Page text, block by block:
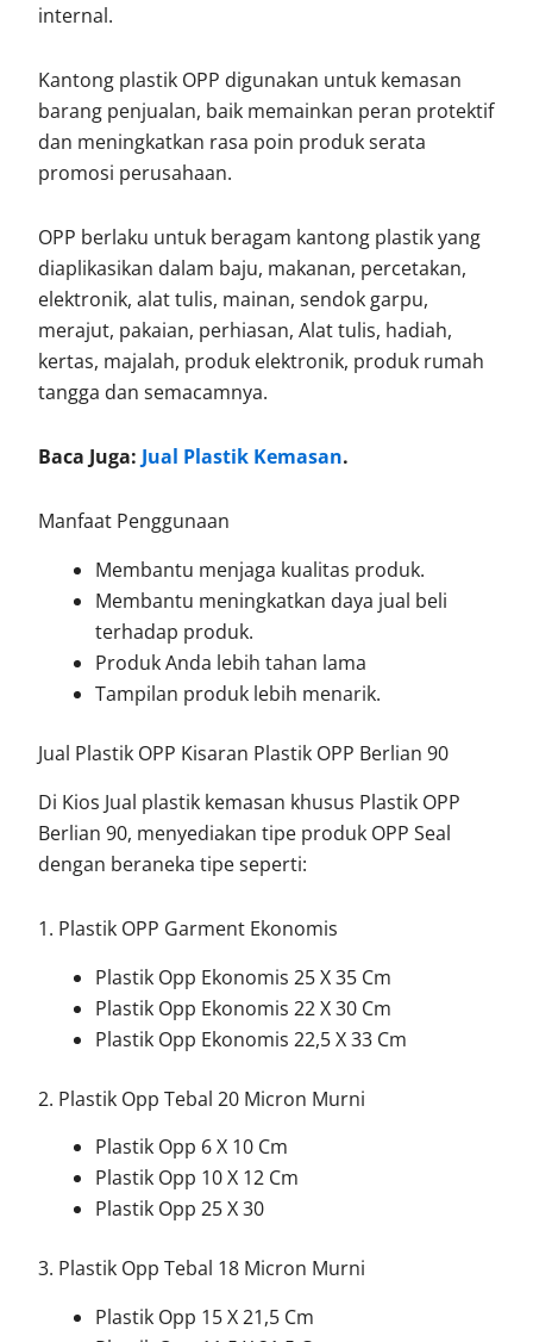
internal.
Kantong plastik OPP digunakan untuk kemasan
barang penjualan, baik memainkan peran protektif
dan meningkatkan rasa poin produk serata
promosi perusahaan.
OPP berlaku untuk beragam kantong plastik yang
diaplikasikan dalam baju, makanan, percetakan,
elektronik, alat tulis, mainan, sendok garpu,
merajut, pakaian, perhiasan, Alat tulis, hadiah,
kertas, majalah, produk elektronik, produk rumah
tangga dan semacamnya.
Baca Juga: Jual Plastik Kemasan.
Manfaat Penggunaan
Membantu menjaga kualitas produk.
Membantu meningkatkan daya jual beli
terhadap produk.
Produk Anda lebih tahan lama
Tampilan produk lebih menarik.
Jual Plastik OPP Kisaran Plastik OPP Berlian 90
Di Kios Jual plastik kemasan khusus Plastik OPP
Berlian 90, menyediakan tipe produk OPP Seal
dengan beraneka tipe seperti:
1. Plastik OPP Garment Ekonomis
Plastik Opp Ekonomis 25 X 35 Cm
Plastik Opp Ekonomis 22 X 30 Cm
Plastik Opp Ekonomis 22,5 X 33 Cm
2. Plastik Opp Tebal 20 Micron Murni
Plastik Opp 6 X 10 Cm
Plastik Opp 10 X 12 Cm
Plastik Opp 25 X 30
3. Plastik Opp Tebal 18 Micron Murni
Plastik Opp 15 X 21,5 Cm